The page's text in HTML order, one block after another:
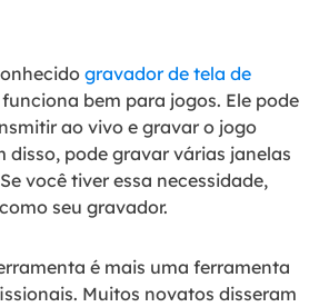
gravador de tela de
bem para jogos. Ele pode
ao vivo e gravar o jogo
disso, pode gravar várias janelas
você tiver essa necessidade,
seu gravador.
é mais uma ferramenta
Muitos novatos disseram